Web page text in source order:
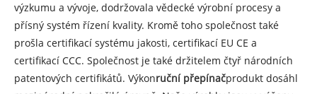
výzkumu a vývoje, dodržovala vědecké výrobní procesy a
přísný systém řízení kvality. Kromě toho společnost také
prošla certifikací systému jakosti, certifikací EU CE a
certifikací CCC. Společnost je také držitelem čtyř národních
patentových certifikátů. Výkonruční přepínačprodukt dosáhl